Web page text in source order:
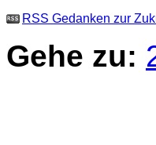
RSS Gedanken zur
Gehe zu: